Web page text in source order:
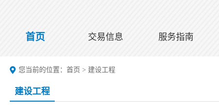
首页 交易信息 服务指南
您当前的位置： 首页 > 建设工程
建设工程